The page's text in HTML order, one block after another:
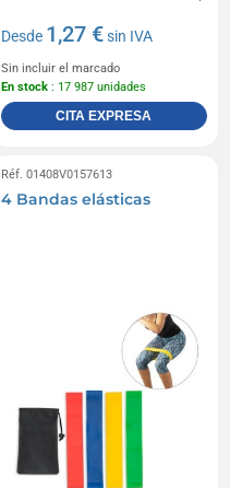
Desde 1,27 €sin IVA
Sin incluir el marcado
En stock : 17 987 unidades
CITA EXPRESA
Réf. 01408V0157613
4 Bandas elásticas